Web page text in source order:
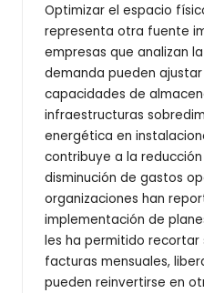
Optimizar el espacio
representa otra fuente
empresas que analizan
demanda pueden
capacidades de
infraestructuras
energética en
contribuye a la
disminución de gastos
organizaciones han
implementación de
les ha permitido
facturas mensuales,
pueden reinvertirse en